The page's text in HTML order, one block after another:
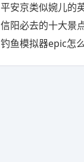
平安京类似婉儿的英雄
信阳必去的十大景点有哪些
钓鱼模拟器epic怎